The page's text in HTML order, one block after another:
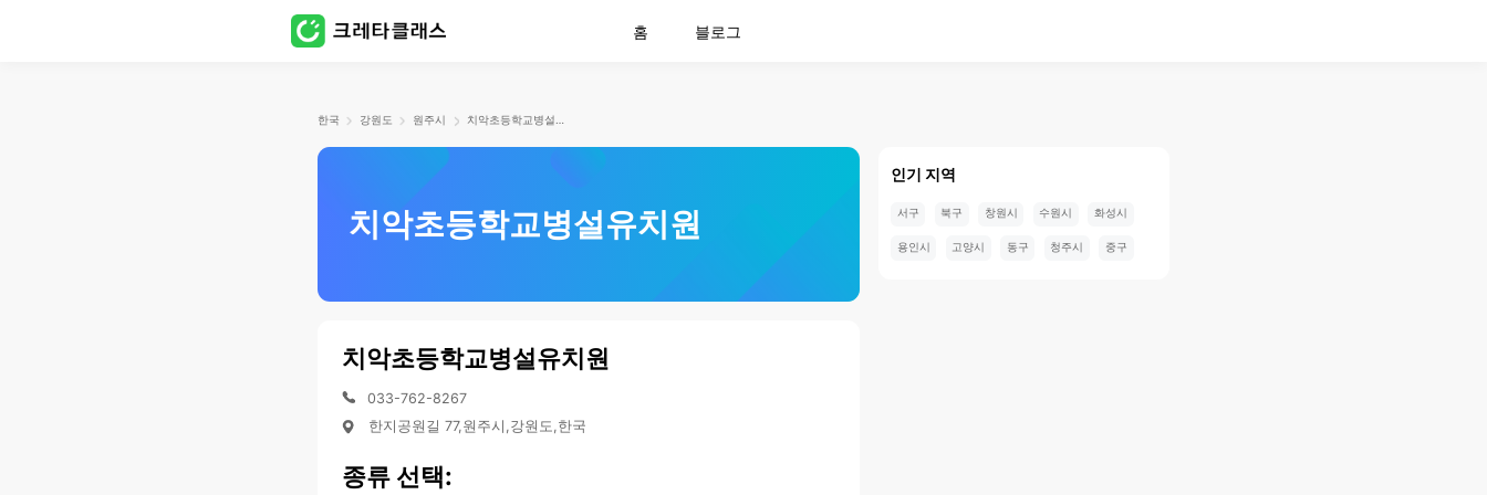
홈 블로그
한국 강원도 원주시
치악초등학교병설유치원
치악초등학교병설유치원
033-762-8267
한지공원길 77,원주시,강원도,한국
종류 선택:
인기 지역
서구 북구 창원시 수원시 화성시
용인시 고양시 동구 청주시 중구